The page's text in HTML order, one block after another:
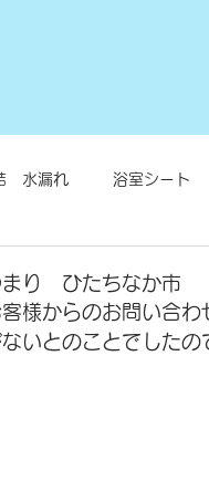
水漏れ 浴室シート
まり ひたちなか市
様からのお問い合
いとのことでした